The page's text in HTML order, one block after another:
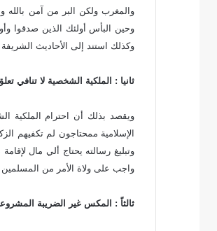
والمغرب ولكن البر من آمن بالله
وحين البأس أولئك الذين صدقوا
وكذلك استند إلى الأحاديث الشريفة
ثانيا : الملكية الشخصية لا تنافي
ويقصد بذلك أن احترام الملكية
الإسلامية ممحتاجون لم تكفيهم
وتبليغ رسالته يحتاج ألي مال
واجب على ولاة الأمر من المسلمين
ثالثاً : المكس غير الضريبة